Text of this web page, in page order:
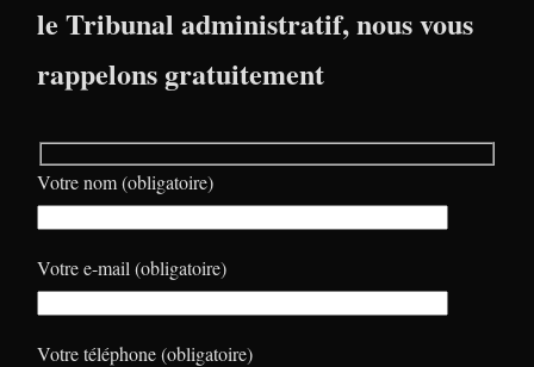
le Tribunal administratif, nous vous
rappelons gratuitement
Votre nom (obligatoire)
Votre e-mail (obligatoire)
Votre téléphone (obligatoire)